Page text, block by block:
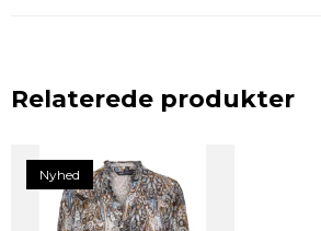
Relaterede produkter
Nyhed